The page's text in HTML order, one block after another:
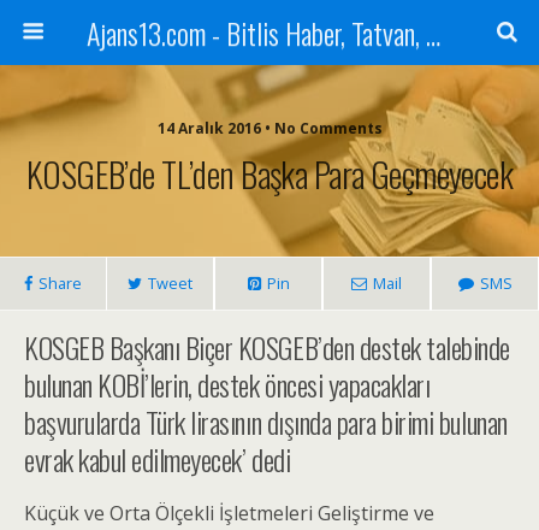
Ajans13.com - Bitlis Haber, Tatvan, Ahlat, Adilcevaz, Mutki, Hizan, Güroymak, Gazete, Ajans, 13, Haber
14 Aralık 2016 • No Comments
KOSGEB’de TL’den Başka Para Geçmeyecek
Share Tweet Pin Mail SMS
KOSGEB Başkanı Biçer KOSGEB’den destek talebinde
bulunan KOBİ’lerin, destek öncesi yapacakları
başvurularda Türk lirasının dışında para birimi bulunan
evrak kabul edilmeyecek’ dedi
Küçük ve Orta Ölçekli İşletmeleri Geliştirme ve